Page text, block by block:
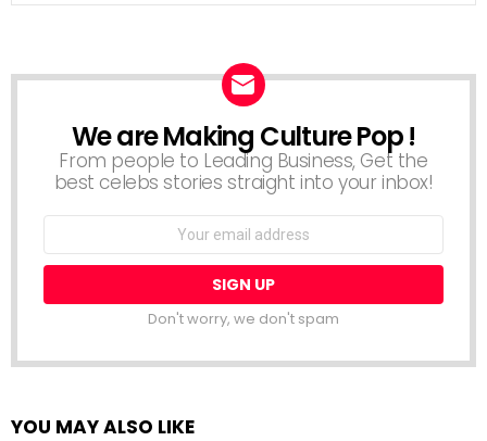
NEWSLETTER
We are Making Culture Pop !
From people to Leading Business, Get the
best celebs stories straight into your inbox!
Email
Don't worry, we don't spam
YOU MAY ALSO LIKE